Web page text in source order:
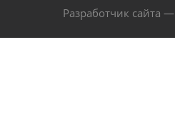
Разработчик сайта —